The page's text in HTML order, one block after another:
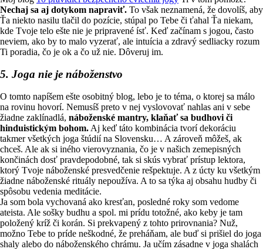
Nechaj sa aj dotykom napraviť. To však neznamená, že dovolíš, aby
Ťa niekto nasilu tlačil do pozície, stúpal po Tebe či ťahal Ťa niekam,
kde Tvoje telo ešte nie je pripravené ísť. Keď začínam s jogou, často
neviem, ako by to malo vyzerať, ale intuícia a zdravý sedliacky rozum
Ti poradia, čo je ok a čo už nie. Dôveruj im.
5. Joga nie je náboženstvo
O tomto napíšem ešte osobitný blog, lebo je to téma, o ktorej sa málo
na rovinu hovorí. Nemusíš preto v nej vyslovovať nahlas ani v sebe
žiadne zaklínadlá, náboženské mantry, klaňať sa budhovi či
hinduistickým bohom. Aj keď táto kombinácia tvorí dekoráciu
takmer všetkých joga štúdií na Slovensku… A zároveň môžeš, ak
chceš. Ale ak si iného vierovyznania, čo je v našich zemepisných
končinách dosť pravdepodobné, tak si skús vybrať prístup lektora,
ktorý Tvoje náboženské presvedčenie rešpektuje. A z úcty ku všetkým
žiadne náboženské rituály nepoužíva. A to sa týka aj obsahu hudby či
spôsobu vedenia meditácie.
Ja som bola vychovaná ako kresťan, posledné roky som vedome
ateista. Ale sošky budhu a spol. mi prídu totožné, ako keby je tam
položený kríž či korán. Si prekvapený z tohto prirovnania? Nuž,
možno Tebe to príde neškodné, že preháňam, ale buď si prišiel do joga
shaly alebo do náboženského chrámu. Ja učím zásadne v joga shalách